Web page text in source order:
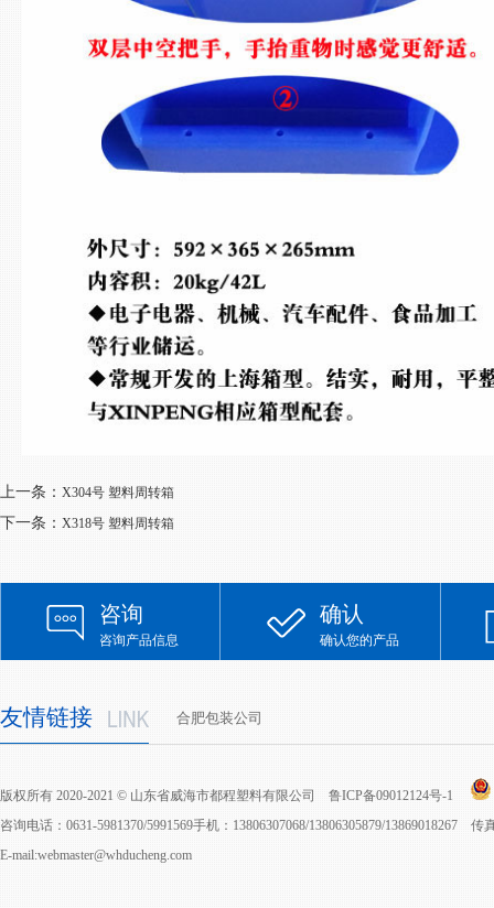
上一条： X304号 塑料周转箱
下一条： X318号 塑料周转箱
咨询
咨询产品信息
确认
确认您的产品
友情链接 合肥包装公司
版权所有 2020-2021 © 山东省威海市都程塑料有限公司 鲁ICP备09012124号-1
咨询电话：0631-5981370/5991569手机：13806307068/13806305879/13869018267
E-mail:webmaster@whducheng.com